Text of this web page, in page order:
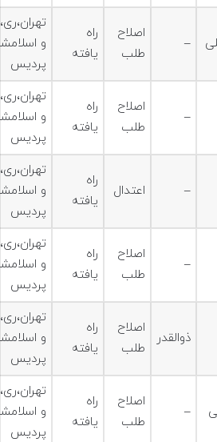
–
اصلاح
طلب
راه
یافته
و
پردیس
–
اصلاح
طلب
راه
یافته
و
پردیس
– اعتدال
راه
یافته
و
پردیس
–
اصلاح
طلب
راه
یافته
و
پردیس
ذوالقدر
اصلاح
طلب
راه
یافته
و
پردیس
–
اصلاح
طلب
راه
یافته
و
پردیس